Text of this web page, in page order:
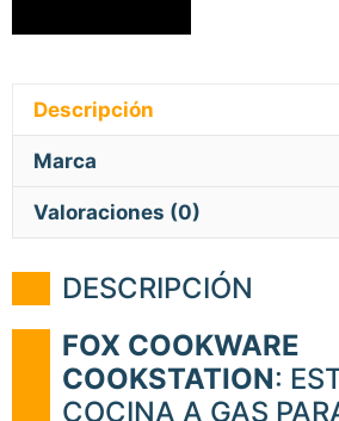
Descripción
Marca
Valoraciones (0)
DESCRIPCIÓN
FOX COOKWARE
COOKSTATION:
COCINA A GAS